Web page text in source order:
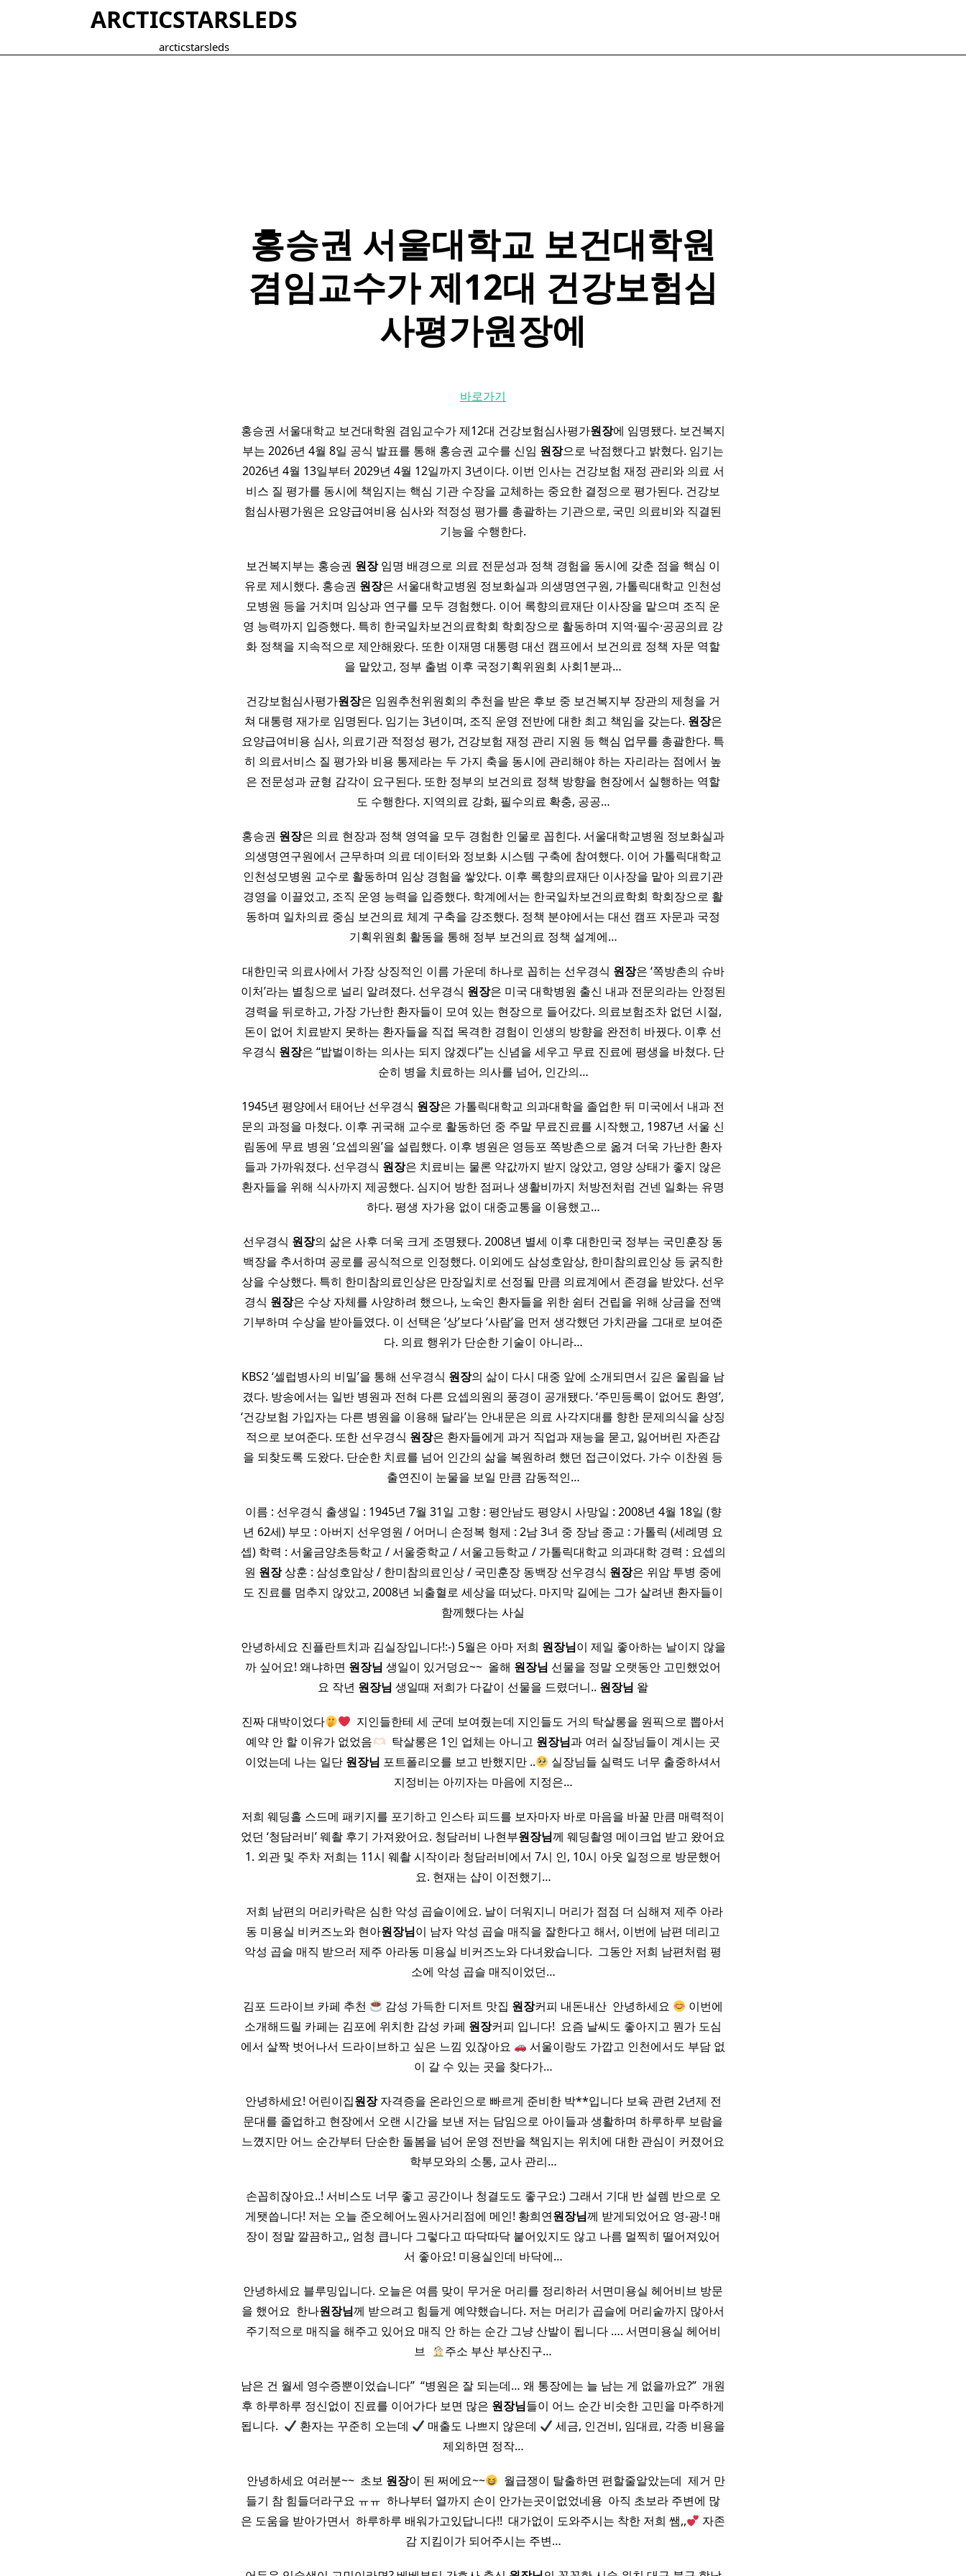
ARCTICSTARSLEDS
arcticstarsleds
홍승권 서울대학교 보건대학원
겸임교수가 제12대 건강보험심
사평가원장에
바로가기
홍승권 서울대학교 보건대학원 겸임교수가 제12대 건강보험심사평가원장에 임명됐다. 보건복지
부는 2026년 4월 8일 공식 발표를 통해 홍승권 교수를 신임 원장으로 낙점했다고 밝혔다. 임기는
2026년 4월 13일부터 2029년 4월 12일까지 3년이다. 이번 인사는 건강보험 재정 관리와 의료 서
비스 질 평가를 동시에 책임지는 핵심 기관 수장을 교체하는 중요한 결정으로 평가된다. 건강보
험심사평가원은 요양급여비용 심사와 적정성 평가를 총괄하는 기관으로, 국민 의료비와 직결된
기능을 수행한다.
보건복지부는 홍승권 원장임명 배경으로 의료 전문성과 정책 경험을 동시에 갖춘 점을 핵심 이
유로 제시했다. 홍승권 원장은 서울대학교병원 정보화실과 의생명연구원, 가톨릭대학교 인천성
모병원 등을 거치며 임상과 연구를 모두 경험했다. 이어 록향의료재단 이사장을 맡으며 조직 운
영 능력까지 입증했다. 특히 한국일차보건의료학회 학회장으로 활동하며 지역·필수·공공의료 강
화 정책을 지속적으로 제안해왔다. 또한 이재명 대통령 대선 캠프에서 보건의료 정책 자문 역할
을 맡았고, 정부 출범 이후 국정기획위원회 사회1분과…
건강보험심사평가원장은 임원추천위원회의 추천을 받은 후보 중 보건복지부 장관의 제청을 거
쳐 대통령 재가로 임명된다. 임기는 3년이며, 조직 운영 전반에 대한 최고 책임을 갖는다. 원장은
요양급여비용 심사, 의료기관 적정성 평가, 건강보험 재정 관리 지원 등 핵심 업무를 총괄한다. 특
히 의료서비스 질 평가와 비용 통제라는 두 가지 축을 동시에 관리해야 하는 자리라는 점에서 높
은 전문성과 균형 감각이 요구된다. 또한 정부의 보건의료 정책 방향을 현장에서 실행하는 역할
도 수행한다. 지역의료 강화, 필수의료 확충, 공공…
홍승권 원장은 의료 현장과 정책 영역을 모두 경험한 인물로 꼽힌다. 서울대학교병원 정보화실과
의생명연구원에서 근무하며 의료 데이터와 정보화 시스템 구축에 참여했다. 이어 가톨릭대학교
인천성모병원 교수로 활동하며 임상 경험을 쌓았다. 이후 록향의료재단 이사장을 맡아 의료기관
경영을 이끌었고, 조직 운영 능력을 입증했다. 학계에서는 한국일차보건의료학회 학회장으로 활
동하며 일차의료 중심 보건의료 체계 구축을 강조했다. 정책 분야에서는 대선 캠프 자문과 국정
기획위원회 활동을 통해 정부 보건의료 정책 설계에…
대한민국 의료사에서 가장 상징적인 이름 가운데 하나로 꼽히는 선우경식 원장은 ‘쪽방촌의 슈바
이처’라는 별칭으로 널리 알려졌다. 선우경식 원장은 미국 대학병원 출신 내과 전문의라는 안정된
경력을 뒤로하고, 가장 가난한 환자들이 모여 있는 현장으로 들어갔다. 의료보험조차 없던 시절,
돈이 없어 치료받지 못하는 환자들을 직접 목격한 경험이 인생의 방향을 완전히 바꿨다. 이후 선
우경식 원장은 “밥벌이하는 의사는 되지 않겠다”는 신념을 세우고 무료 진료에 평생을 바쳤다. 단
순히 병을 치료하는 의사를 넘어, 인간의…
1945년 평양에서 태어난 선우경식 원장은 가톨릭대학교 의과대학을 졸업한 뒤 미국에서 내과 전
문의 과정을 마쳤다. 이후 귀국해 교수로 활동하던 중 주말 무료진료를 시작했고, 1987년 서울 신
림동에 무료 병원 ‘요셉의원’을 설립했다. 이후 병원은 영등포 쪽방촌으로 옮겨 더욱 가난한 환자
들과 가까워졌다. 선우경식 원장은 치료비는 물론 약값까지 받지 않았고, 영양 상태가 좋지 않은
환자들을 위해 식사까지 제공했다. 심지어 방한 점퍼나 생활비까지 처방전처럼 건넨 일화는 유명
하다. 평생 자가용 없이 대중교통을 이용했고…
선우경식 원장의 삶은 사후 더욱 크게 조명됐다. 2008년 별세 이후 대한민국 정부는 국민훈장 동
백장을 추서하며 공로를 공식적으로 인정했다. 이외에도 삼성호암상, 한미참의료인상 등 굵직한
상을 수상했다. 특히 한미참의료인상은 만장일치로 선정될 만큼 의료계에서 존경을 받았다. 선우
경식 원장은 수상 자체를 사양하려 했으나, 노숙인 환자들을 위한 쉼터 건립을 위해 상금을 전액
기부하며 수상을 받아들였다. 이 선택은 ‘상’보다 ‘사람’을 먼저 생각했던 가치관을 그대로 보여준
다. 의료 행위가 단순한 기술이 아니라…
KBS2 ‘셀럽병사의 비밀’을 통해 선우경식 원장의 삶이 다시 대중 앞에 소개되면서 깊은 울림을 남
겼다. 방송에서는 일반 병원과 전혀 다른 요셉의원의 풍경이 공개됐다. ‘주민등록이 없어도 환영’,
‘건강보험 가입자는 다른 병원을 이용해 달라’는 안내문은 의료 사각지대를 향한 문제의식을 상징
적으로 보여준다. 또한 선우경식 원장은 환자들에게 과거 직업과 재능을 묻고, 잃어버린 자존감
을 되찾도록 도왔다. 단순한 치료를 넘어 인간의 삶을 복원하려 했던 접근이었다. 가수 이찬원 등
출연진이 눈물을 보일 만큼 감동적인…
이름 : 선우경식 출생일 : 1945년 7월 31일 고향 : 평안남도 평양시 사망일 : 2008년 4월 18일 (향
년 62세) 부모 : 아버지 선우영원 / 어머니 손정복 형제 : 2남 3녀 중 장남 종교 : 가톨릭 (세례명 요
셉) 학력 : 서울금양초등학교 / 서울중학교 / 서울고등학교 / 가톨릭대학교 의과대학 경력 : 요셉의
원 원장상훈 : 삼성호암상 / 한미참의료인상 / 국민훈장 동백장 선우경식 원장은 위암 투병 중에
도 진료를 멈추지 않았고, 2008년 뇌출혈로 세상을 떠났다. 마지막 길에는 그가 살려낸 환자들이
함께했다는 사실
안녕하세요 진플란트치과 김실장입니다!:-) 5월은 아마 저희 원장님이 제일 좋아하는 날이지 않을
까 싶어요! 왜냐하면 원장님 생일이 있거덩요~~ ​ 올해 원장님 선물을 정말 오랫동안 고민했었어
요 작년 원장님 생일때 저희가 다같이 선물을 드렸더니.. 원장님 왈
진짜 대박이었다
​ 지인들한테 세 군데 보여줬는데 지인들도 거의 탁살롱을 원픽으로 뽑아서
예약 안 할 이유가 없었음
​ 탁살롱은 1인 업체는 아니고 원장님과 여러 실장님들이 계시는 곳
이었는데 나는 일단 원장님 포트폴리오를 보고 반했지만 ..
실장님들 실력도 너무 출중하셔서
지정비는 아끼자는 마음에 지정은…
저희 웨딩홀 스드메 패키지를 포기하고 인스타 피드를 보자마자 바로 마음을 바꿀 만큼 매력적이
었던 ‘청담러비’ 웨촬 후기 가져왔어요. 청담러비 나현부원장님께 웨딩촬영 메이크업 받고 왔어요
1. 외관 및 주차 저희는 11시 웨촬 시작이라 청담러비에서 7시 인, 10시 아웃 일정으로 방문했어
요. 현재는 샵이 이전했기…
​ 저희 남편의 머리카락은 심한 악성 곱슬이에요. 날이 더워지니 머리가 점점 더 심해져 제주 아라
동 미용실 비커즈노와 현아원장님이 남자 악성 곱슬 매직을 잘한다고 해서, 이번에 남편 데리고
악성 곱슬 매직 받으러 제주 아라동 미용실 비커즈노와 다녀왔습니다. ​ 그동안 저희 남편처럼 평
소에 악성 곱슬 매직이었던…
김포 드라이브 카페 추천 감성 가득한 디저트 맛집 원장커피 내돈내산 ​ 안녕하세요
이번에
소개해드릴 카페는 김포에 위치한 감성 카페 원장커피 입니다! ​ 요즘 날씨도 좋아지고 뭔가 도심
에서 살짝 벗어나서 드라이브하고 싶은 느낌 있잖아요
서울이랑도 가깝고 인천에서도 부담 없
이 갈 수 있는 곳을 찾다가…
안녕하세요! 어린이집원장자격증을 온라인으로 빠르게 준비한 박**입니다 보육 관련 2년제 전
문대를 졸업하고 현장에서 오랜 시간을 보낸 저는 담임으로 아이들과 생활하며 하루하루 보람을
느꼈지만 어느 순간부터 단순한 돌봄을 넘어 운영 전반을 책임지는 위치에 대한 관심이 커졌어요
학부모와의 소통, 교사 관리…
손꼽히잖아요..! 서비스도 너무 좋고 공간이나 청결도도 좋구요:) 그래서 기대 반 설렘 반으로 오
게됏씁니다! 저는 오늘 준오헤어노원사거리점에 메인! 황희연원장님께 받게되었어요 영-광-! 매
장이 정말 깔끔하고,, 엄청 큽니다 그렇다고 따닥따닥 붙어있지도 않고 나름 멀찍히 떨어져있어
서 좋아요! 미용실인데 바닥에…
안녕하세요 블루밍입니다. 오늘은 여름 맞이 무거운 머리를 정리하러 서면미용실 헤어비브 방문
을 했어요 ​ 한나원장님께 받으려고 힘들게 예약했습니다. 저는 머리가 곱슬에 머리숱까지 많아서
주기적으로 매직을 해주고 있어요 매직 안 하는 순간 그냥 산발이 됩니다 …. 서면미용실 헤어비
브 ​
주소 부산 부산진구…
남은 건 월세 영수증뿐이었습니다” ​ “병원은 잘 되는데… 왜 통장에는 늘 남는 게 없을까요?” ​ 개원
후 하루하루 정신없이 진료를 이어가다 보면 많은 원장님들이 어느 순간 비슷한 고민을 마주하게
됩니다. ​
환자는 꾸준히 오는데 매출도 나쁘지 않은데
세금, 인건비, 임대료, 각종 비용을
제외하면 정작…
​ ​ 안녕하세요 여러분~~ ​ 초보 원장이 된 쩌에요~~
​ 월급쟁이 탈출하면 편할줄알았는데 ​ 제거 만
들기 참 힘들더라구요 ㅠㅠ ​ 하나부터 열까지 손이 안가는곳이없었네용 ​ 아직 초보라 주변에 많
은 도움을 받아가면서 ​ 하루하루 배워가고있답니다!! ​ 대가없이 도와주시는 착한 저희 쌤,,
자존
감 지킴이가 되어주시는 주변…